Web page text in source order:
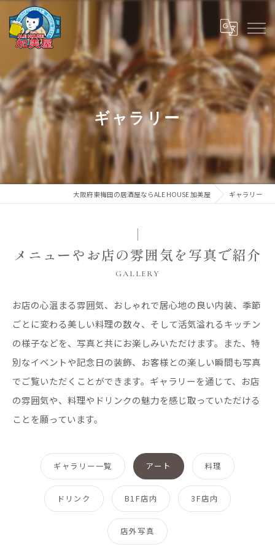
ギャラリー
大阪府東梅田の居酒屋ならALE HOUSE 加美屋 ギャラリー
メニューやお店の雰囲気を写真で紹介
GALLERY
お店の心温まる雰囲気、おしゃれで居心地の良い内装、季節
ごとに変わる美しい料理の数々、そして活気溢れるキッチン
の様子などを、写真と共にお楽しみいただけます。また、特
別なイベントや記念日の装飾、お客様との楽しい瞬間も写真
でご覧いただくことができます。ギャラリーを通じて、お店
の雰囲気や、料理やドリンクの魅力を感じ取っていただける
ことを願っています。
ギャラリー一覧 アート 料理
ドリンク B1F店内 3F店内
店外写真